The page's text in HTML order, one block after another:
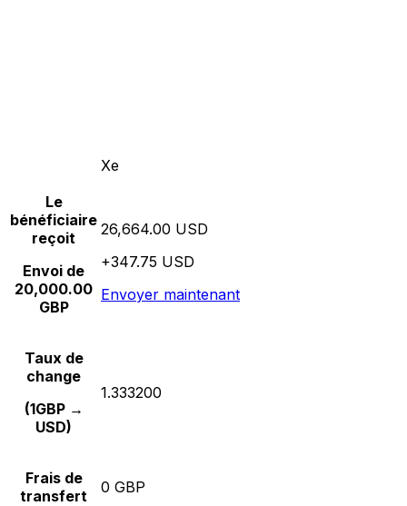
Xe
Le
bénéficiaire
reçoit
Envoi de
20,000.00
GBP
26,664.00 USD
+347.75 USD
Envoyer maintenant
Taux de
change
(1GBP →
USD)
1.333200
Frais de
transfert
0 GBP